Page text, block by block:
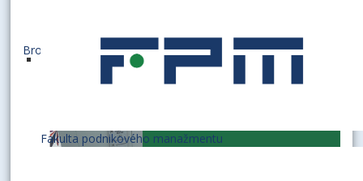
Fakulta podnikového manažmentu
Brožúra [,pdf]